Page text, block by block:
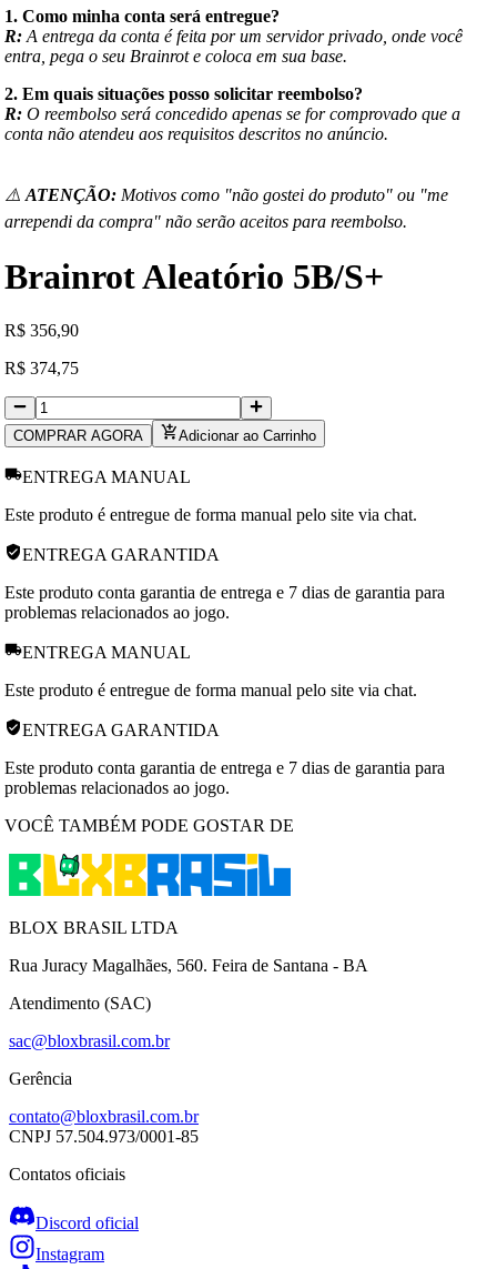
1. Como minha conta será entregue?
R: A entrega da conta é feita por um servidor privado, onde você
entra, pega o seu Brainrot e coloca em sua base.
2. Em quais situações posso solicitar reembolso?
R: O reembolso será concedido apenas se for comprovado que a
conta não atendeu aos requisitos descritos no anúncio.
⚠️ ATENÇÃO: Motivos como "não gostei do produto" ou "me
arrependi da compra" não serão aceitos para reembolso.
Brainrot Aleatório 5B/S+
R$ 356,90
R$ 374,75
COMPRAR AGORA Adicionar ao Carrinho
ENTREGA MANUAL
Este produto é entregue de forma manual pelo site via chat.
ENTREGA GARANTIDA
Este produto conta garantia de entrega e 7 dias de garantia para
problemas relacionados ao jogo.
ENTREGA MANUAL
Este produto é entregue de forma manual pelo site via chat.
ENTREGA GARANTIDA
Este produto conta garantia de entrega e 7 dias de garantia para
problemas relacionados ao jogo.
VOCÊ TAMBÉM PODE GOSTAR DE
BLOX BRASIL LTDA
Rua Juracy Magalhães, 560. Feira de Santana - BA
Atendimento (SAC)
sac@bloxbrasil.com.br
Gerência
contato@bloxbrasil.com.br
CNPJ 57.504.973/0001-85
Contatos oficiais
Discord oficial
Instagram